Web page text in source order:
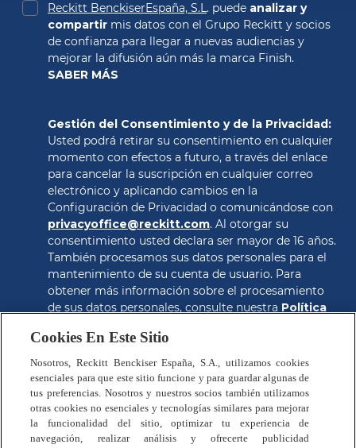
Reckitt BenckiserEspaña, S.L. puede analizar y
compartir mis datos con el Grupo Reckitt y socios
de confianza para llegar a nuevas audiencias y
SABER MÁS
Usted podrá retirar su consentimiento en cualquier
momento con efectos a futuro, a través del enlace
para cancelar la suscripción en cualquier correo
electrónico y aplicando cambios en la
privacyoffice@reckitt.com. Al otorgar su
consentimiento usted declara ser mayor de 16 años.
También procesamos sus datos personales para el
mantenimiento de su cuenta de usuario. Para
obtener más información sobre el procesamiento
de sus datos personales, consulte nuestra Política
Cookies En Este Sitio
Nosotros, Reckitt Benckiser España, S.A., utilizamos cookies
esenciales para que este sitio funcione y para guardar algunas de
tus preferencias. Nosotros y nuestros socios también utilizamos
otras cookies no esenciales y tecnologías similares para mejorar
la funcionalidad del sitio, optimizar tu experiencia de
navegación, realizar análisis y ofrecerte publicidad